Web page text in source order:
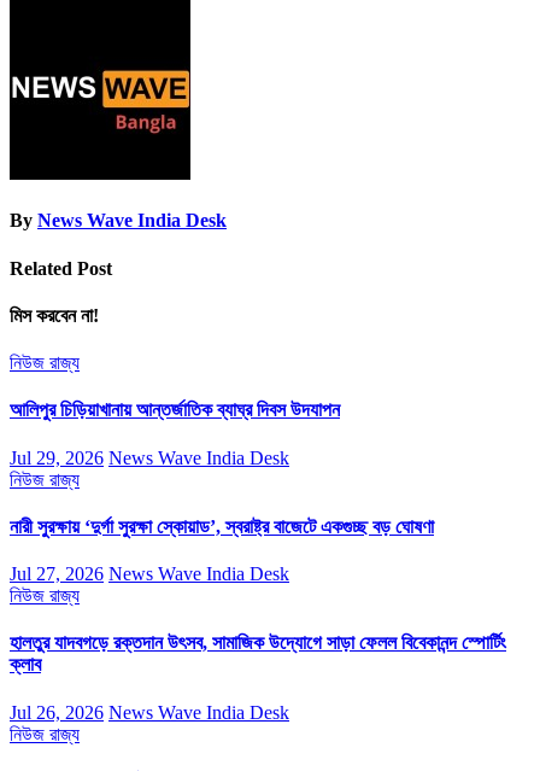
By News Wave India Desk
Related Post
মিস করবেন না!
নিউজ রাজ্য
আলিপুর চিড়িয়াখানায় আন্তর্জাতিক ব্যাঘ্র দিবস উদযাপন
Jul 29, 2026 News Wave India Desk
নিউজ রাজ্য
নারী সুরক্ষায় ‘দুর্গা সুরক্ষা স্কোয়াড’, স্বরাষ্ট্র বাজেটে একগুচ্ছ বড় ঘোষণা
Jul 27, 2026 News Wave India Desk
নিউজ রাজ্য
হালতুর যাদবগড়ে রক্তদান উৎসব, সামাজিক উদ্যোগে সাড়া ফেলল বিবেকানন্দ স্পোর্টিং
ক্লাব
Jul 26, 2026 News Wave India Desk
নিউজ রাজ্য